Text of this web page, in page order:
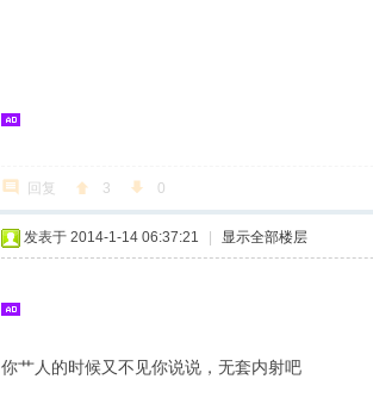
回复 3 0
发表于 2014-1-14 06:37:21 显示全部楼层
你艹人的时候又不见你说说，无套内射吧